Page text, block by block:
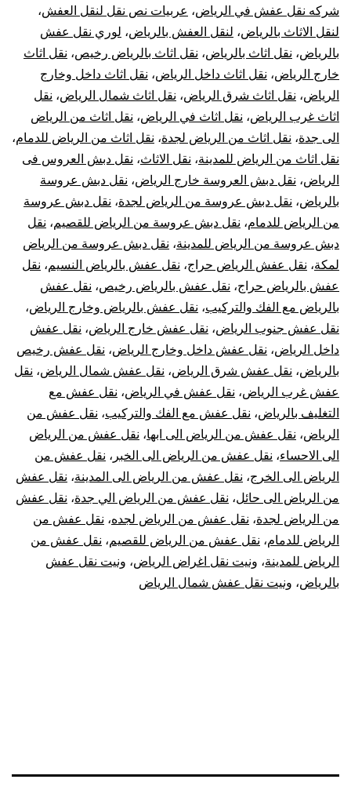
شركه نقل عفش في الرياض، عربيات نص نقل لنقل العفش،
لنقل الاثاث بالرياض، لنقل العفش بالرياض، لوري نقل عفش
بالرياض، نقل اثاث بالرياض، نقل اثاث بالرياض رخيص، نقل اثاث
خارج الرياض، نقل اثاث داخل الرياض، نقل اثاث داخل وخارج
الرياض، نقل اثاث شرق الرياض، نقل اثاث شمال الرياض، نقل
اثاث غرب الرياض، نقل اثاث في الرياض، نقل اثاث من الرياض
الى جدة، نقل اثاث من الرياض لجدة، نقل اثاث من الرياض للدمام،
نقل اثاث من الرياض للمدينة، نقل الاثاث، نقل دبش العروس فى
الرياض، نقل دبش العروسة خارج الرياض، نقل دبش عروسة
بالرياض، نقل دبش عروسة من الرياض لجدة، نقل دبش عروسة
من الرياض للدمام، نقل دبش عروسة من الرياض للقصيم، نقل
دبش عروسة من الرياض للمدينة، نقل دبش عروسة من الرياض
لمكة، نقل عفش الرياض حراج، نقل عفش بالرياض النسيم، نقل
عفش بالرياض حراج، نقل عفش بالرياض رخيص، نقل عفش
بالرياض مع الفك والتركيب، نقل عفش بالرياض وخارج الرياض،
نقل عفش جنوب الرياض، نقل عفش خارج الرياض، نقل عفش
داخل الرياض، نقل عفش داخل وخارج الرياض، نقل عفش رخيص
بالرياض، نقل عفش شرق الرياض، نقل عفش شمال الرياض، نقل
عفش غرب الرياض، نقل عفش في الرياض، نقل عفش مع
التغليف بالرياض، نقل عفش مع الفك والتركيب، نقل عفش من
الرياض، نقل عفش من الرياض الى ابها، نقل عفش من الرياض
الى الاحساء، نقل عفش من الرياض الى الخبر ، نقل عفش من
الرياض الى الخرج، نقل عفش من الرياض الى المدينة، نقل عفش
من الرياض الى حائل، نقل عفش من الرياض الي جدة، نقل عفش
من الرياض لجدة، نقل عفش من الرياض لجده، نقل عفش من
الرياض للدمام، نقل عفش من الرياض للقصيم، نقل عفش من
الرياض للمدينة، ونيت نقل اغراض الرياض، ونيت نقل عفش
بالرياض، ونيت نقل عفش شمال الرياض